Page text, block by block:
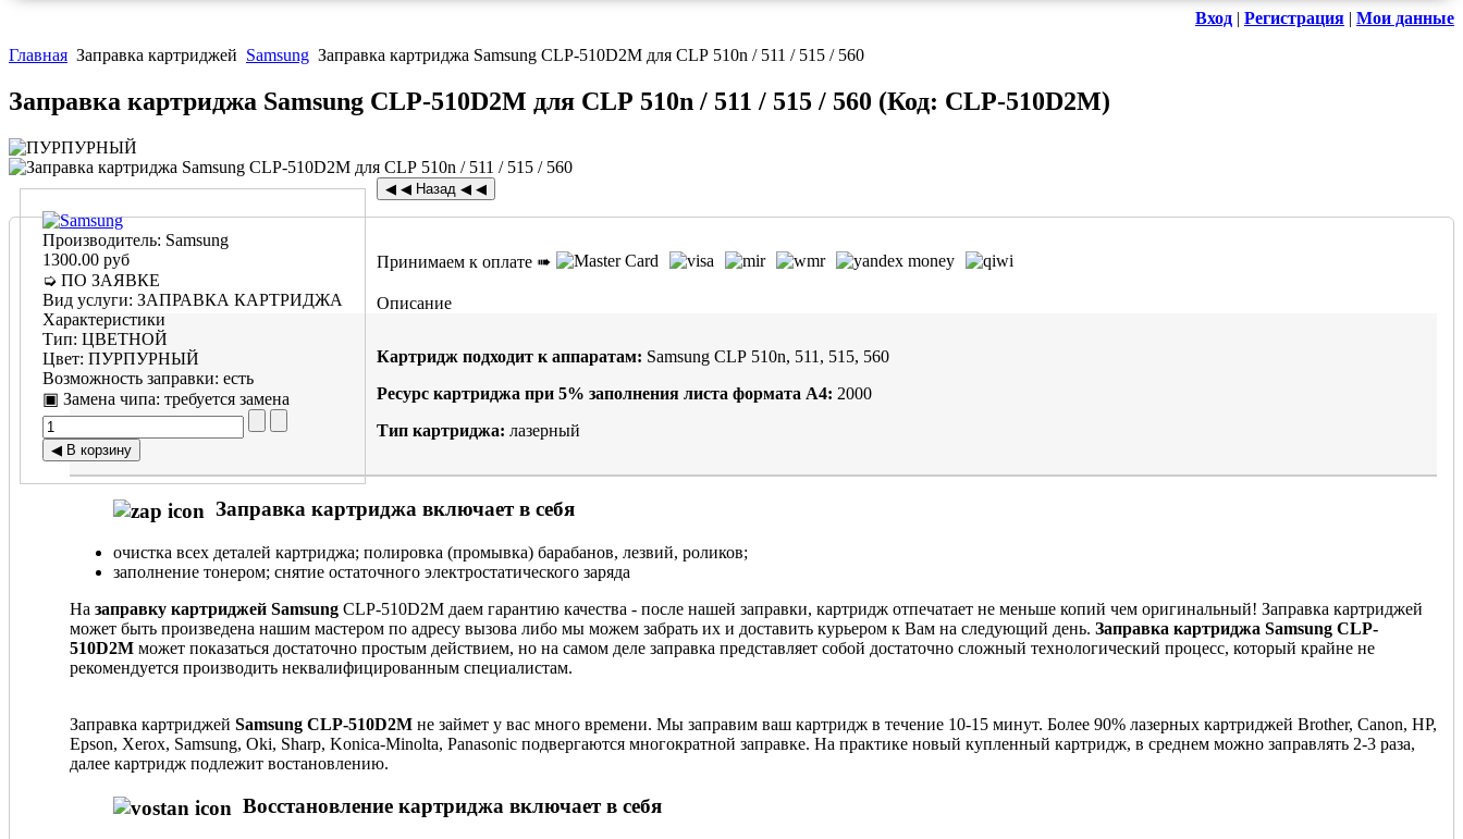
Вход | Регистрация | Мои данные
Главная Заправка картриджей Samsung Заправка картриджа Samsung CLP-510D2M для CLP 510n / 511 / 515 / 560
Заправка картриджа Samsung CLP-510D2M для CLP 510n / 511 / 515 / 560 (Код: CLP-510D2M)
Производитель: Samsung
1300.00 руб
➭ ПО ЗАЯВКЕ
Вид услуги: ЗАПРАВКА КАРТРИДЖА
Характеристики
Тип: ЦВЕТНОЙ
Цвет: ПУРПУРНЫЙ
Возможность заправки: есть
▣ Замена чипа: требуется замена
Принимаем к оплате ➠
Описание
Картридж подходит к аппаратам: Samsung CLP 510n, 511, 515, 560
Ресурс картриджа при 5% заполнения листа формата А4: 2000
Тип картриджа: лазерный
Заправка картриджа включает в себя
очистка всех деталей картриджа; полировка (промывка) барабанов, лезвий, роликов;
заполнение тонером; снятие остаточного электростатического заряда
На заправку картриджей Samsung CLP-510D2M даем гарантию качества - после нашей заправки, картридж отпечатает не меньше копий чем оригинальный! Заправка картриджей
может быть произведена нашим мастером по адресу вызова либо мы можем забрать их и доставить курьером к Вам на следующий день. Заправка картриджа Samsung CLP-
510D2M может показаться достаточно простым действием, но на самом деле заправка представляет собой достаточно сложный технологический процесс, который крайне не
рекомендуется производить неквалифицированным специалистам.
Заправка картриджей Samsung CLP-510D2M не займет у вас много времени. Мы заправим ваш картридж в течение 10-15 минут. Более 90% лазерных картриджей Brother, Canon, HP,
Epson, Xerox, Samsung, Oki, Sharp, Konica-Minolta, Panasonic подвергаются многократной заправке. На практике новый купленный картридж, в среднем можно заправлять 2-3 раза,
далее картридж подлежит востановлению.
Восстановление картриджа включает в себя